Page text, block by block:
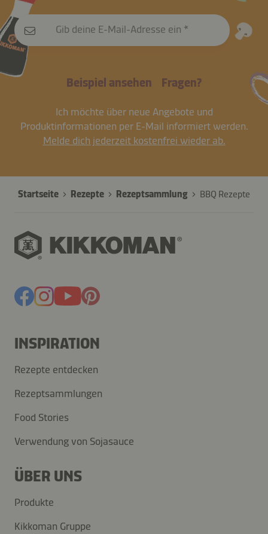
Gib deine E-Mail-Adresse ein
Beispiel ansehen Fragen?
Ich möchte über neue Angebote und
Produktinformationen per E-Mail informiert werden.
Melde dich jederzeit kostenfrei wieder ab.
Startseite Rezepte Rezeptsammlung BBQ Rezepte
INSPIRATION
Rezepte entdecken
Rezeptsammlungen
Food Stories
Verwendung von Sojasauce
ÜBER UNS
Produkte
Kikkoman Gruppe